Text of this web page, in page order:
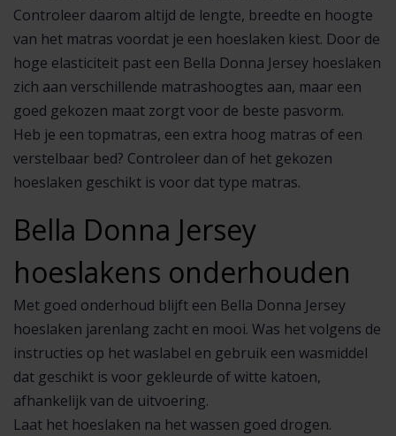
Controleer daarom altijd de lengte, breedte en hoogte
van het matras voordat je een hoeslaken kiest. Door de
hoge elasticiteit past een Bella Donna Jersey hoeslaken
zich aan verschillende matrashoogtes aan, maar een
goed gekozen maat zorgt voor de beste pasvorm.
Heb je een topmatras, een extra hoog matras of een
verstelbaar bed? Controleer dan of het gekozen
hoeslaken geschikt is voor dat type matras.
Bella Donna Jersey
hoeslakens onderhouden
Met goed onderhoud blijft een Bella Donna Jersey
hoeslaken jarenlang zacht en mooi. Was het volgens de
instructies op het waslabel en gebruik een wasmiddel
dat geschikt is voor gekleurde of witte katoen,
afhankelijk van de uitvoering.
Laat het hoeslaken na het wassen goed drogen.